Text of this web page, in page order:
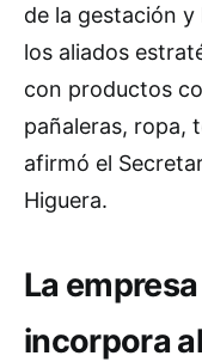
de la gestación
los aliados
con productos
pañaleras, ropa,
afirmó el
Higuera.
La
incorpora